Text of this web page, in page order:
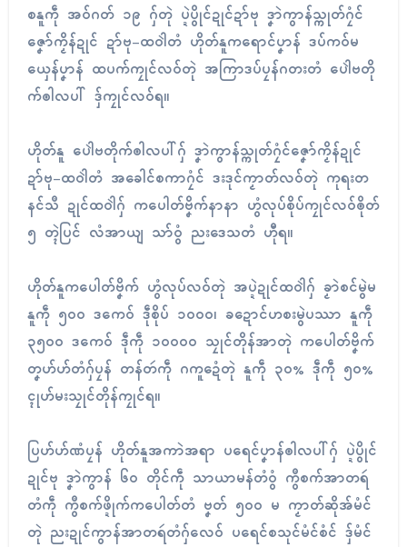
စနူကဵု အဝ်ဂတ် ၁၉ ဂှ်တုဲ ပ္ဍဲပွိုၚ်ဍုၚ်ဍာ်ဗု ဒၞာဲကွာန်သ္ကုတ်ဂၠံၚ်
ဇၞော်ကၟိန်ဍုၚ် ဍာ်ဗု-ထဝါဲတံ ဟိုတ်နူကရောၚ်ပၞာန် ဒပ်ကဝ်မ
ယှေန်ပၞာန် ထပက်ကၠုၚ်လဝ်တုဲ အကြာဒပ်ပၠန်ဂတးတံ ပေါဲဗတို
က်ၜါလပါ် ဒှ်ကၠုၚ်လဝ်ရ။
ဟိုတ်နူ ပေါဲဗတိုက်ၜါလပါ်ဂှ် ဒၞာဲကွာန်သ္ကုတ်ဂၠံၚ်ဇၞော်ကၟိန်ဍုၚ်
ဍာ်ဗု-ထဝါဲတံ အခေါင်စကာဂၠံၚ် ဒးဒုၚ်ကၟာတ်လဝ်တုဲ ကုရးတ
နၚ်သဳ ဍုၚ်ထဝါဲဂှ် ကပေါတ်ဗၞိက်နာနာ ဟွံလုပ်စိုပ်ကၠုၚ်လဝ်ၜိုတ်
၅ တ္ၚဲပြၚ် လံအာယျ သာ်ဝွံ ညးဒေသတံ ဟီုရ။
ဟိုတ်နူကပေါတ်ဗၞိက် ဟွံလုပ်လဝ်တုဲ အပ္ဍဲဍုၚ်ထဝါဲဂှ် ခၟာဲစၚ်မွဲမ
နူကဵု ၅၀၀ ဒကေဝ် ဒဵုစိုပ် ၁၀၀၀၊ ခဍောင်ဟစးမွဲပဿာ နူကဵု
၃၅၀၀ ဒကေဝ် ဒဵုကဵု ၁၀၀၀၀ သၠုၚ်တိုန်အာတုဲ ကပေါတ်ဗၞိက်
တၞဟ်ဟ်တံဂှ်ပၠန် တန်တဴကဵု ဂကူဍေံတုဲ နူကဵု ၃၀% ဒဵုကဵု ၅၀%
ၚုဟ်မးသၠုၚ်တိုန်ကၠုၚ်ရ။
ပြဟ်ဟ်ဏံပၠန် ဟိုတ်နူအကာဲအရာ ပရေၚ်ပၞာန်ၜါလပါ်ဂှ် ပ္ဍဲပွိုၚ်
ဍုၚ်ဗု ဒၞာဲကွာန် ၆၀ တိုၚ်ကဵု သာယာမန်တံဝွံ ကွဳစက်အာတရဴ
တံကဵု ကွဳစက်ဖ္ဍိုက်ကပေါတ်တံ ဗၞတ် ၅၀၀ မ ကၟာတ်ဆိုအ်မံၚ်
တုဲ ညးဍုၚ်ကွာန်အာတရဴတံဂှ်လေဝ် ပရေၚ်စသုၚ်မံၚ်စံၚ် ဒှ်မံၚ်